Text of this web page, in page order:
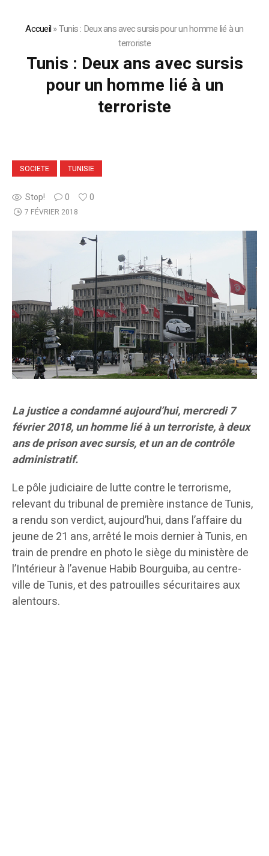
Accueil»Tunis : Deux ans avec sursis pour un homme lié à un
terroriste
Tunis : Deux ans avec sursis
pour un homme lié à un
terroriste
SOCIETE TUNISIE
Stop! 0 0
7 FÉVRIER 2018
La justice a condamné aujourd’hui, mercredi 7
février 2018, un homme lié à un terroriste, à deux
ans de prison avec sursis, et un an de contrôle
administratif.
Le pôle judiciaire de lutte contre le terrorisme,
relevant du tribunal de première instance de Tunis,
a rendu son verdict, aujourd’hui, dans l’affaire du
jeune de 21 ans, arrêté le mois dernier à Tunis, en
train de prendre en photo le siège du ministère de
l’Intérieur à l’avenue Habib Bourguiba, au centre-
ville de Tunis, et des patrouilles sécuritaires aux
alentours.